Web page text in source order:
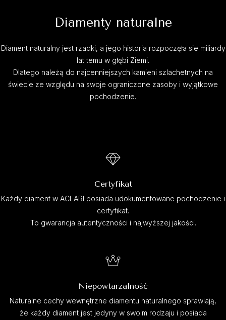
Diamenty naturalne
Diament naturalny jest rzadki, a jego historia rozpoczęła sie miliardy
lat temu w głębi Ziemi.
Dlatego należą do najcenniejszych kamieni szlachetnych na
świecie ze względu na swoje ograniczone zasoby i wyjątkowe
pochodzenie.
Certyfikat
Każdy diament w ACLARI posiada udokumentowane pochodzenie i
certyfikat.
To gwarancja autentyczności i najwyższej jakości.
Niepowtarzalność
Naturalne cechy wewnętrzne diamentu naturalnego sprawiają,
że każdy diament jest jedyny w swoim rodzaju i posiada